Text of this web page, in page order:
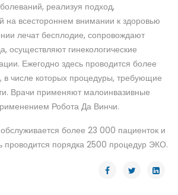
реализуя подход,
на всестороннем внимании к здоровью
лечат бесплодие, сопровождают
осуществляют гинекологические
Ежегодно здесь проводится более
числе которых процедуры, требующие
Врачи применяют малоинвазивные
Робота Да Винчи.
более 23 000 пациенток и
проводится порядка 2500 процедур ЭКО.